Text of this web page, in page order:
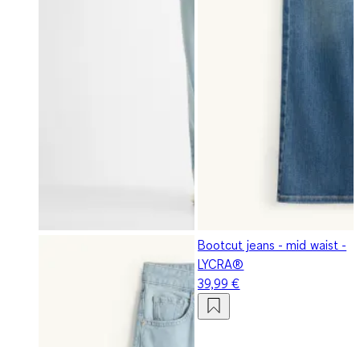
Bootcut jeans - mid waist -
LYCRA®
39,99 €